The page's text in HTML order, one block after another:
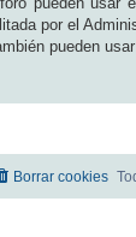
por el
pueden
Borrar cookies